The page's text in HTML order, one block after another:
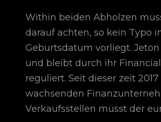
Within beiden Abholzen
darauf achten, so kein Typo
Geburtsdatum vorliegt.
und bleibt durch ihr
reguliert. Seit dieser zeit
wachsenden
Verkaufsstellen müsst der